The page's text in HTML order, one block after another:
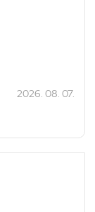
2026. 08. 07.